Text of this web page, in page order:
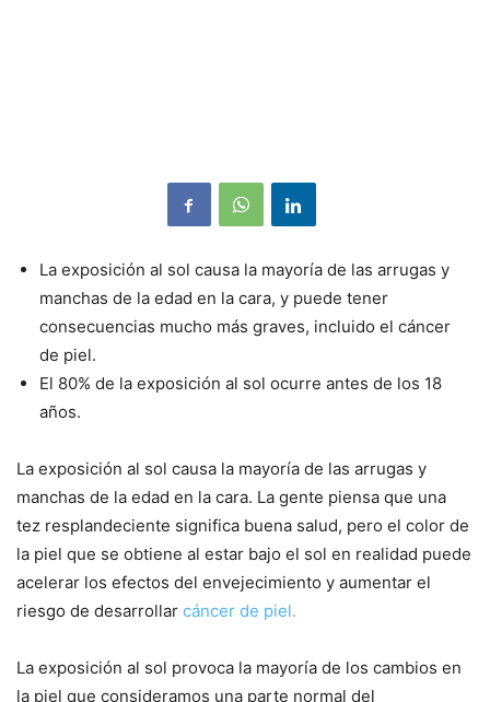
La exposición al sol causa la mayoría de las arrugas y
manchas de la edad en la cara, y puede tener
consecuencias mucho más graves, incluido el cáncer
de piel.
El 80% de la exposición al sol ocurre antes de los 18
años.
La exposición al sol causa la mayoría de las arrugas y
manchas de la edad en la cara. La gente piensa que una
tez resplandeciente significa buena salud, pero el color de
la piel que se obtiene al estar bajo el sol en realidad puede
acelerar los efectos del envejecimiento y aumentar el
riesgo de desarrollar cáncer de piel.
La exposición al sol provoca la mayoría de los cambios en
la piel que consideramos una parte normal del